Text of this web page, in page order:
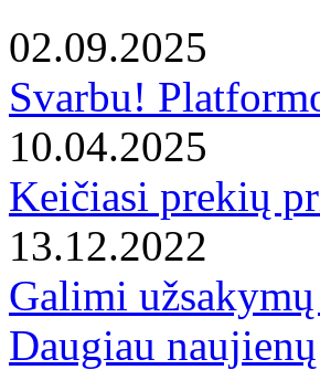
02.09.2025
Svarbu!
10.04.2025
Keičiasi prekių
13.12.2022
Galimi
Daugiau naujienų